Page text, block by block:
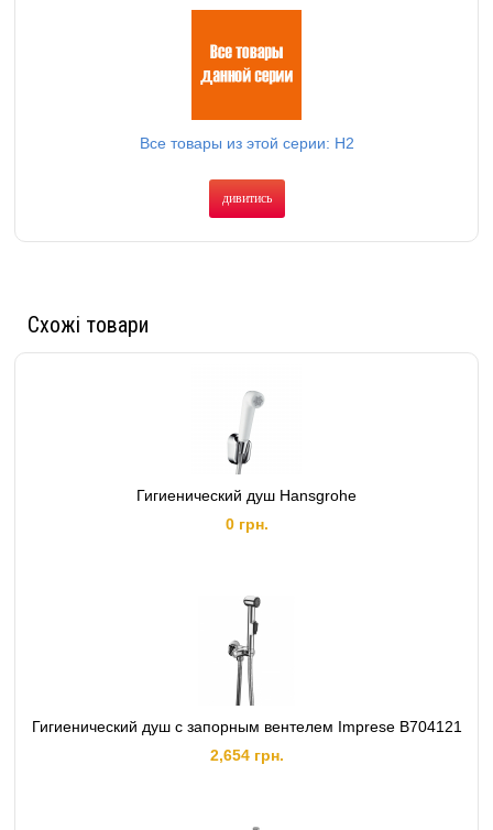
Все товары из этой серии: H2
дивитись
Схожі товари
Гигиенический душ Hansgrohe
0 грн.
Гигиенический душ с запорным вентелем Imprese B704121
2,654 грн.